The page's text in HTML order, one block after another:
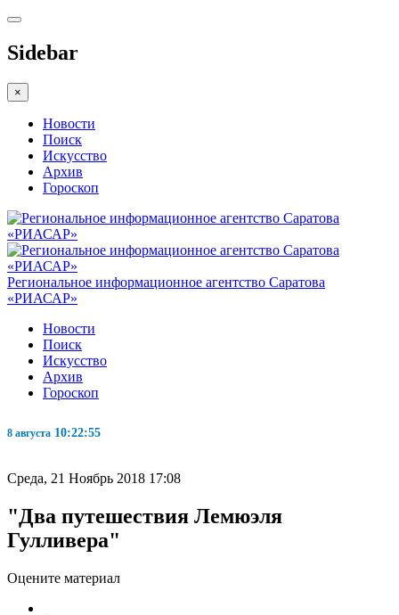
Sidebar
×
Новости
Поиск
Искусство
Архив
Гороскоп
Региональное информационное агентство Саратова
«РИАСАР»
Новости
Поиск
Искусство
Архив
Гороскоп
8 августа 10:22:56
Среда, 21 Ноябрь 2018 17:08
"Два путешествия Лемюэля
Гулливера"
Оцените материал